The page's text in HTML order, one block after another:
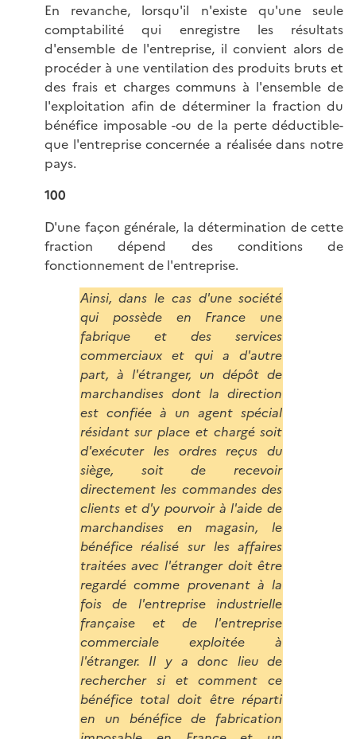
En revanche, lorsqu'il n'existe qu'une seule
comptabilité qui enregistre les résultats
d'ensemble de l'entreprise, il convient alors de
procéder à une ventilation des produits bruts et
des frais et charges communs à l'ensemble de
l'exploitation afin de déterminer la fraction du
bénéfice imposable -ou de la perte déductible-
que l'entreprise concernée a réalisée dans notre
pays.
100
D'une façon générale, la détermination de cette
fraction dépend des conditions de
fonctionnement de l'entreprise.
Ainsi, dans le cas d'une société
qui possède en France une
fabrique et des services
commerciaux et qui a d'autre
part, à l'étranger, un dépôt de
marchandises dont la direction
est confiée à un agent spécial
résidant sur place et chargé soit
d'exécuter les ordres reçus du
siège, soit de recevoir
directement les commandes des
clients et d'y pourvoir à l'aide de
marchandises en magasin, le
bénéfice réalisé sur les affaires
traitées avec l'étranger doit être
regardé comme provenant à la
fois de l'entreprise industrielle
française et de l'entreprise
commerciale exploitée à
l'étranger. Il y a donc lieu de
rechercher si et comment ce
bénéfice total doit être réparti
en un bénéfice de fabrication